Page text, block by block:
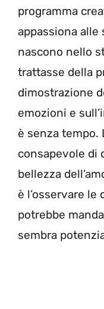
programma
appassiona alle
nascono nello
trattasse della
dimostrazione
emozioni e
è senza tempo.
consapevole di
bellezza
è l’osservare
potrebbe
sembra